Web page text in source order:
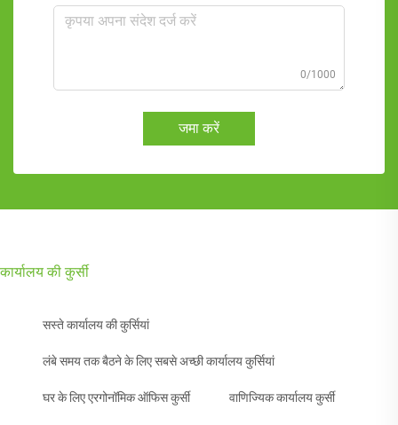
0/1000
जमा करें
कार्यालय की कुर्सी
सस्ते कार्यालय की कुर्सियां
लंबे समय तक बैठने के लिए सबसे अच्छी कार्यालय कुर्सियां
घर के लिए एरगोनॉमिक ऑफिस कुर्सी वाणिज्यिक कार्यालय कुर्सी